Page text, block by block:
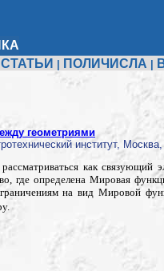
СТАТЬИ ПОЛИЧИСЛА
геометриями
институт,
как связующий
где определена Мировая
на вид Мировой